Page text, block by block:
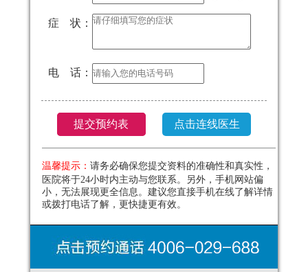
症 状：
电 话：
温馨提示： 请务必确保您提交资料的准确性和真实性，
医院将于24小时内主动与您联系。另外，手机网站偏
小，无法展现更全信息。建议您直接手机在线了解详情
或拨打电话了解，更快捷更有效。